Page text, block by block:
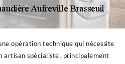
opération technique qui nécessite
artisan spécialiste, principalement